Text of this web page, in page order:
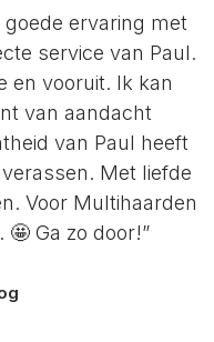
goede ervaring met
service van Paul.
en vooruit. Ik kan
van aandacht
van Paul heeft
Met liefde
Voor Multihaarden
Ga zo door!”